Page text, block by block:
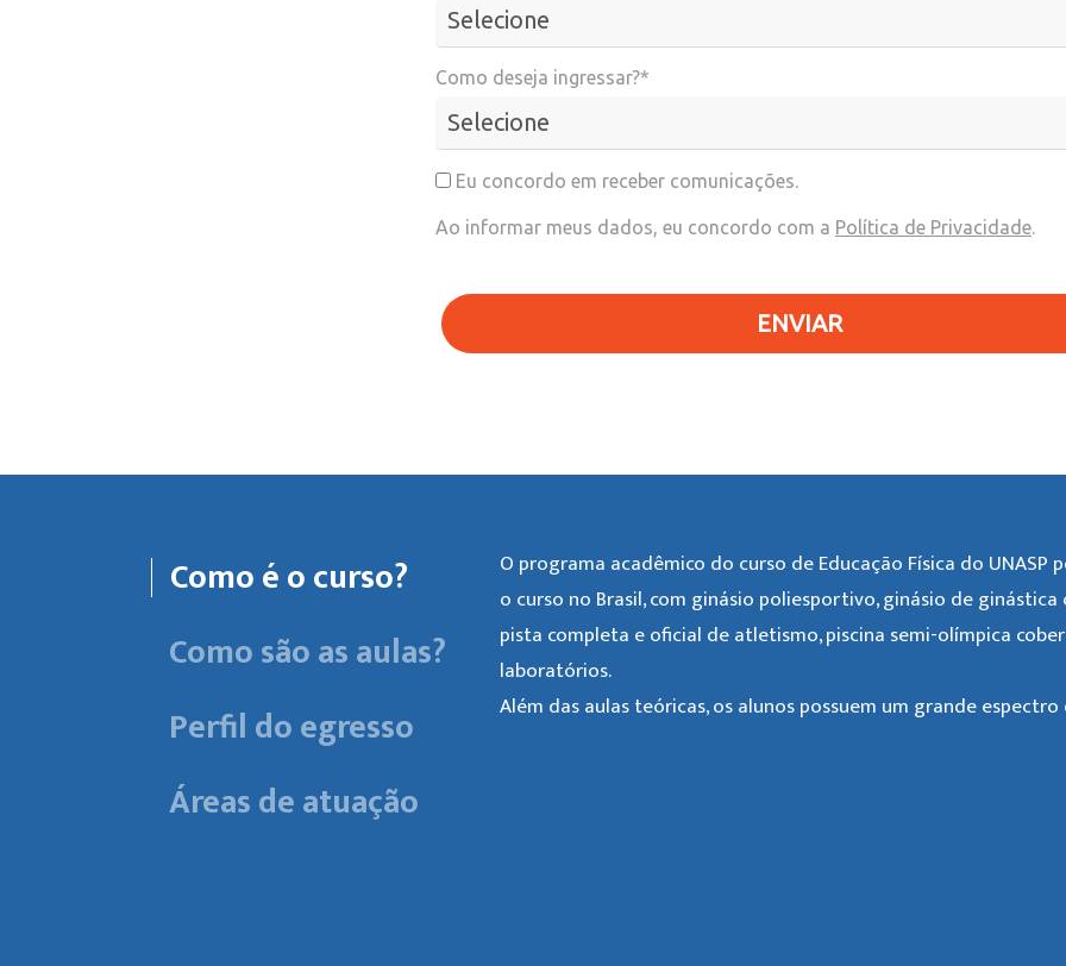
Como deseja ingressar?*
Eu concordo em receber comunicações.
Ao informar meus dados, eu concordo com a Política de Privacidade.
ENVIAR
Como é o curso?
Como são as aulas?
Perfil do egresso
Áreas de atuação
O programa acadêmico do curso de Educação Física do
o curso no Brasil, com ginásio poliesportivo, ginásio de
pista completa e oficial de atletismo, piscina semi-olímpica
laboratórios.
Além das aulas teóricas, os alunos possuem um grande